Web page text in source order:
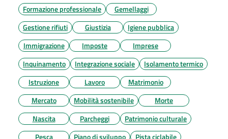
Formazione professionale
Gemellaggi
Gestione rifiuti
Giustizia
Igiene pubblica
Immigrazione
Imposte
Imprese
Inquinamento
Integrazione sociale
Isolamento termico
Istruzione
Lavoro
Matrimonio
Mercato
Mobilità sostenibile
Morte
Nascita
Parcheggi
Patrimonio culturale
Pesca
Piano di sviluppo
Pista ciclabile